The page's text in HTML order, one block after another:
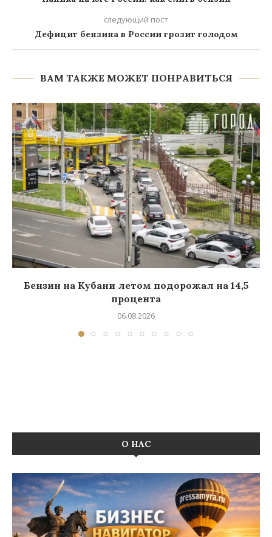
следующий пост
Дефицит бензина в России грозит голодом
ВАМ ТАКЖЕ МОЖЕТ ПОНРАВИТЬСЯ
Бензин на Кубани летом подорожал на 14,5
процента
06.08.2026
О НАС